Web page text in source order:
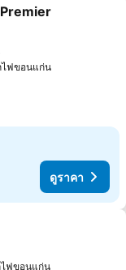
รโปรด
ไฟขอนแก่น
ดูราคา
รโปรด
ไฟขอนแก่น